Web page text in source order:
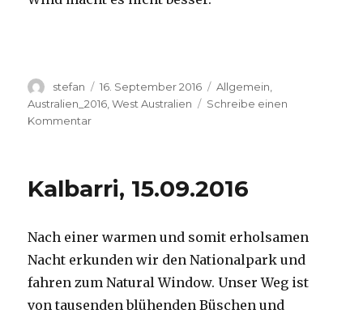
Autor
stefan
Veröffentlicht
am
16. September 2016 Kategorien
Allgemein
Australien_2016 ,West Australien
Schreibe einen
Kommentarzu
Kalbarri, 15.09.2016
Nach einer warmen und somit erholsamen
Nacht erkunden wir den Nationalpark und
fahren zum Natural Window. Unser Weg ist
von tausenden blühenden Büschen und